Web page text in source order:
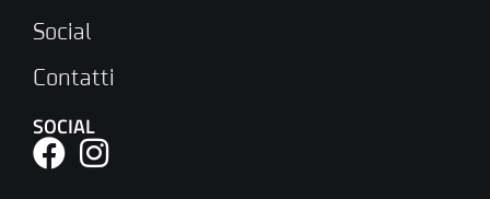
Social
Contatti
SOCIAL